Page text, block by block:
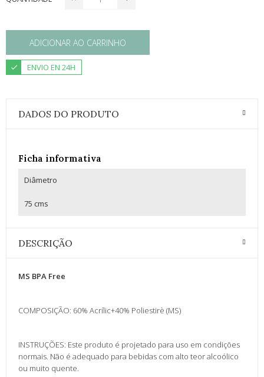
ADICIONAR AO CARRINHO
ENVIO EN 24H
DADOS DO PRODUTO
Ficha informativa
Diâmetro
75 cms
DESCRIÇÃO
MS BPA Free
COMPOSIÇÃO: 60% Acrílic+40% Poliestirè (MS)
INSTRUÇÕES: Este produto é projetado para uso em condições
normais. Não é adequado para bebidas com alto teor alcoólico
ou muito quente.